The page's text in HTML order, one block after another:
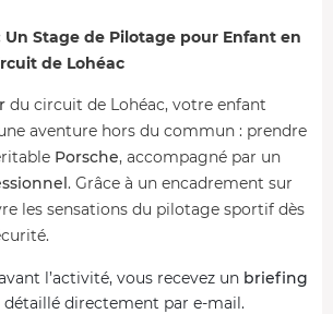
Stage de Pilotage pour Enfant en
de Lohéac
du circuit de Lohéac, votre enfant
aventure hors du commun : prendre
Porsche, accompagné par un
. Grâce à un encadrement sur
les sensations du pilotage sportif dès
l’activité, vous recevez un briefing
détaillé directement par e-mail.